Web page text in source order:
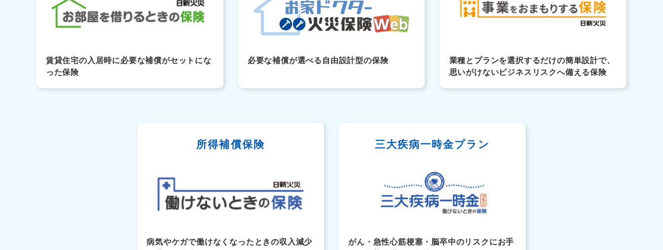
賃貸住宅の入居時に必要な補償がセットにな
った保険
必要な補償が選べる自由設計型の保険
業種とプランを選択するだけの簡単設計で、
思いがけないビジネスリスクへ備える保険
所得補償保険
病気やケガで働けなくなったときの収入減少
三大疾病一時金プラン
がん・急性心筋梗塞・脳卒中のリスクにお手